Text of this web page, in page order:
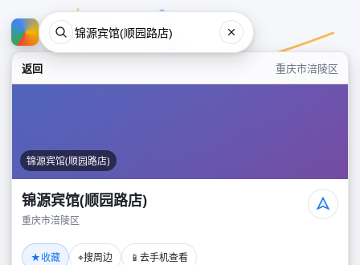
返回 重庆市涪陵区
锦源宾馆(顺园路店)
锦源宾馆(顺园路店)
重庆市涪陵区
★收藏 ⌖搜周边 📱 去手机查看